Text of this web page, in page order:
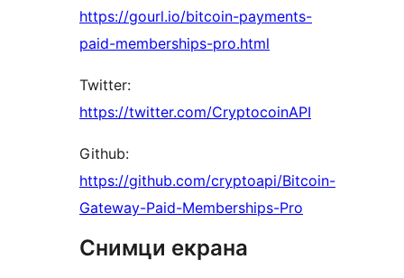
https://gourl.io/bitcoin-payments-
paid-memberships-pro.html
Twitter:
https://twitter.com/CryptocoinAPI
Github:
https://github.com/cryptoapi/Bitcoin-
Gateway-Paid-Memberships-Pro
Снимци екрана